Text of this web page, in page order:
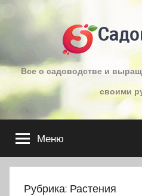
к
Все о садоводстве и
своими
Меню
Рубрика: Растения